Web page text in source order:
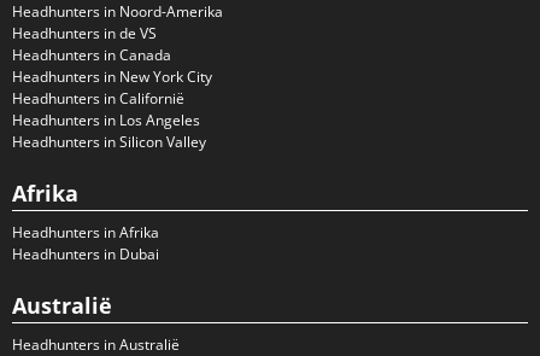
Headhunters in Noord-Amerika
Headhunters in de VS
Headhunters in Canada
Headhunters in New York City
Headhunters in Californië
Headhunters in Los Angeles
Headhunters in Silicon Valley
Afrika
Headhunters in Afrika
Headhunters in Dubai
Australië
Headhunters in Australië